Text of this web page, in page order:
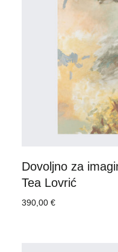
Dovoljno za
Tea Lovrić
390,00 €